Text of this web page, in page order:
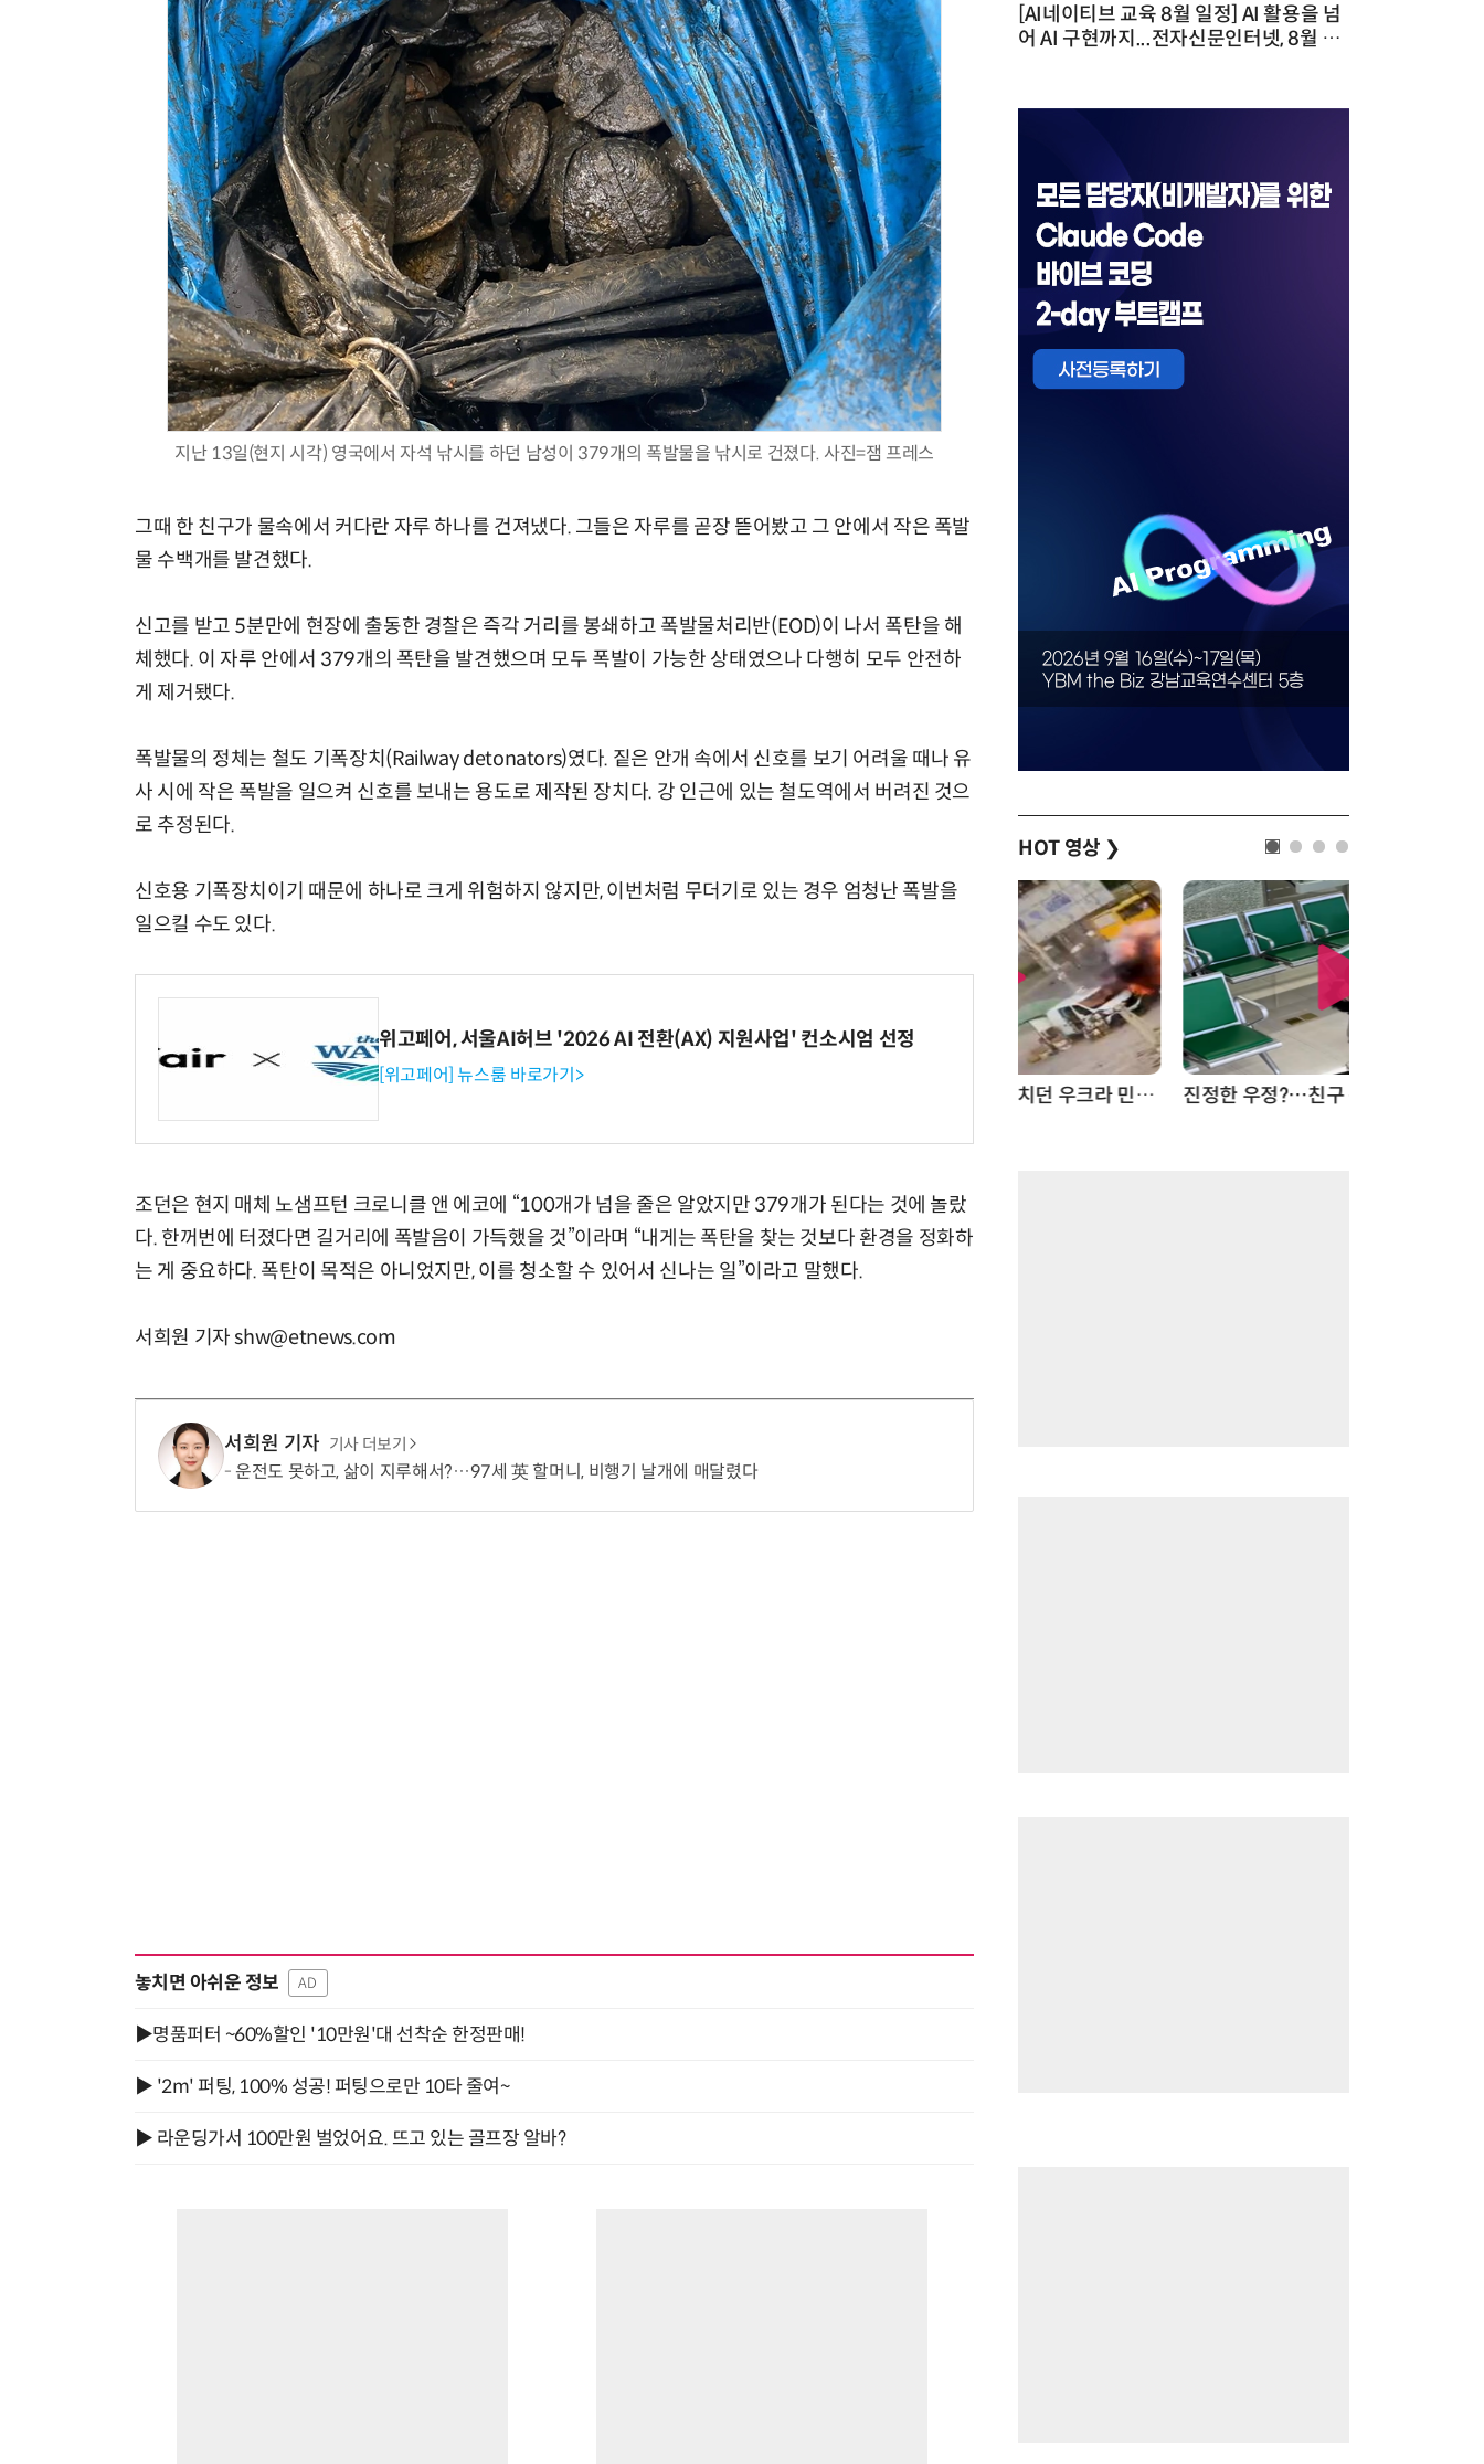
지난 13일(현지 시각) 영국에서 자석 낚시를 하던 남성이 379개의 폭발물을 낚시로 건졌다. 사진=잼 프레스
그때 한 친구가 물속에서 커다란 자루 하나를 건져냈다. 그들은 자루를 곧장 뜯어봤고 그 안에서 작은 폭발
물 수백개를 발견했다.
신고를 받고 5분만에 현장에 출동한 경찰은 즉각 거리를 봉쇄하고 폭발물처리반(EOD)이 나서 폭탄을 해
체했다. 이 자루 안에서 379개의 폭탄을 발견했으며 모두 폭발이 가능한 상태였으나 다행히 모두 안전하
게 제거됐다.
폭발물의 정체는 철도 기폭장치(Railway detonators)였다. 짙은 안개 속에서 신호를 보기 어려울 때나 유
사 시에 작은 폭발을 일으켜 신호를 보내는 용도로 제작된 장치다. 강 인근에 있는 철도역에서 버려진 것으
로 추정된다.
신호용 기폭장치이기 때문에 하나로 크게 위험하지 않지만, 이번처럼 무더기로 있는 경우 엄청난 폭발을
일으킬 수도 있다.
위고페어, 서울AI허브 '2026 AI 전환(AX) 지원사업' 컨소시엄 선정
[위고페어] 뉴스룸 바로가기>
조던은 현지 매체 노샘프턴 크로니클 앤 에코에 “100개가 넘을 줄은 알았지만 379개가 된다는 것에 놀랐
다. 한꺼번에 터졌다면 길거리에 폭발음이 가득했을 것”이라며 “내게는 폭탄을 찾는 것보다 환경을 정화하
는 게 중요하다. 폭탄이 목적은 아니었지만, 이를 청소할 수 있어서 신나는 일”이라고 말했다.
서희원 기자 shw@etnews.com
서희원 기자 기사 더보기
운전도 못하고, 삶이 지루해서?…97세 英 할머니, 비행기 날개에 매달렸다
놓치면 아쉬운 정보 AD
▶명품퍼터 ~60%할인 '10만원'대 선착순 한정판매!
▶ '2m' 퍼팅, 100% 성공! 퍼팅으로만 10타 줄여~
▶ 라운딩가서 100만원 벌었어요. 뜨고 있는 골프장 알바?
[AI네이티브 교육 8월 일정] AI 활용을 넘
어 AI 구현까지...전자신문인터넷, 8월 실
HOT 영상 ❯
진정한 우정?…친구 구하려다 둘 다 의자 틈에 목이 낀 순간